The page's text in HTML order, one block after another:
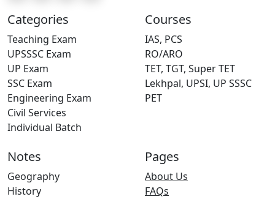
Categories
Teaching Exam
UPSSSC Exam
UP Exam
SSC Exam
Engineering Exam
Civil Services
Individual Batch
Courses
IAS, PCS
RO/ARO
TET, TGT, Super TET
Lekhpal, UPSI, UP SSSC
PET
Notes
Geography
History
Pages
About Us
FAQs